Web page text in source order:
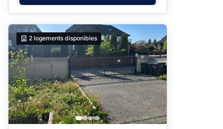
2 logements disponibles